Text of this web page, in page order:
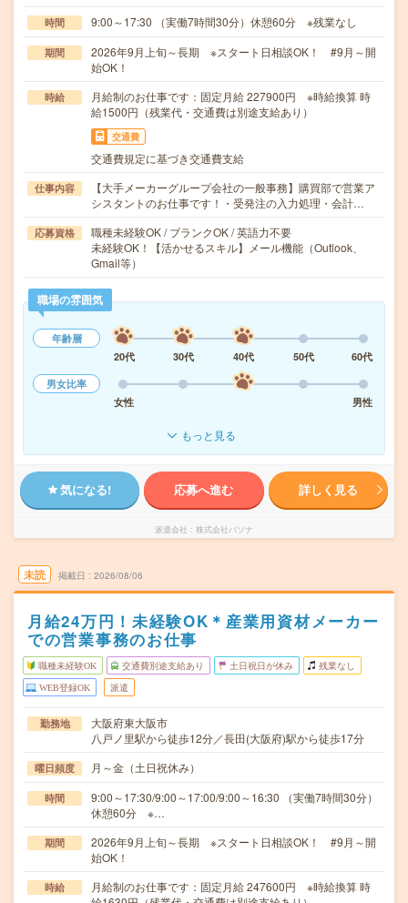
時間 9:00～17:30 （実働7時間30分）休憩60分 ※残業なし
期間
2026年9月上旬～長期 ※スタート日相談OK！ #9月～開
始OK！
時給
月給制のお仕事です：固定月給 227900円 ※時給換算 時
給1500円（残業代・交通費は別途支給あり）
交通費
交通費規定に基づき交通費支給
仕事内容
【大手メーカーグループ会社の一般事務】購買部で営業ア
シスタントのお仕事です！・受発注の入力処理・会計…
応募資格
職種未経験OK / ブランクOK / 英語力不要
未経験OK！【活かせるスキル】メール機能（Outlook、
Gmail等）
職場の雰囲気
年齢層
20代
30代 40代 50代
60代
男女比率
女性
男性
もっと見る
気になる! 応募へ進む 詳しく見る
派遣会社 株式会社パソナ
未読 掲載日 2026/08/06
月給24万円！未経験OK＊産業用資材メーカー
での営業事務のお仕事
職種未経験OK 交通費別途支給あり 土日祝日が休み 残業なし
WEB登録OK 派遣
勤務地
大阪府東大阪市
八戸ノ里駅から徒歩12分／長田(大阪府)駅から徒歩17分
曜日頻度 月～金（土日祝休み）
時間
9:00～17:30/9:00～17:00/9:00～16:30 （実働7時間30分）
休憩60分 ※…
期間
2026年9月上旬～長期 ※スタート日相談OK！ #9月～開
始OK！
時給
月給制のお仕事です：固定月給 247600円 ※時給換算 時